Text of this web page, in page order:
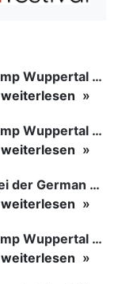
DanceComp Wuppertal 2026 Tag 3
weiterlesen
DanceComp Wuppertal 2026
weiterlesen
Generationswechsel bei der German Open Championships…
weiterlesen
DanceComp Wuppertal 2026
weiterlesen